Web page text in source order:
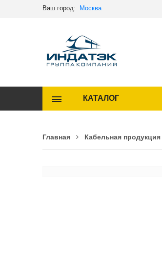
Ваш город: Москва
КАТАЛОГ
Главная Кабельная продукция